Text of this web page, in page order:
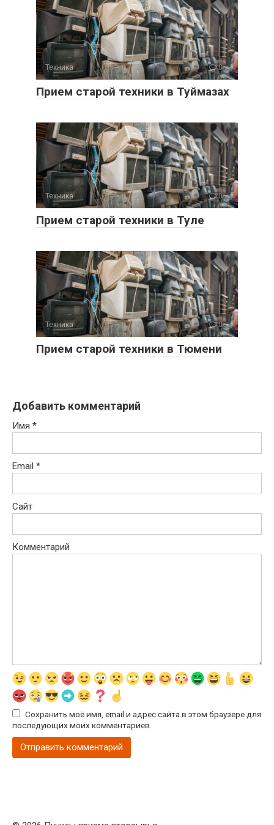
Техника 0
Прием старой техники в Туймазах
Техника 0
Прием старой техники в Туле
Техника 0
Прием старой техники в Тюмени
Добавить комментарий
Имя *
Email *
Сайт
Комментарий
Сохранить моё имя, email и адрес сайта в этом браузере для
последующих моих комментариев.